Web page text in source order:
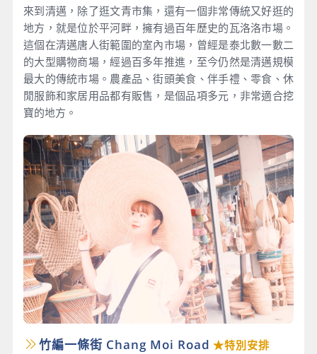
來到清邁，除了逛文青市集，還有一個非常傳統又好逛的
地方，就是位於平河畔，擁有過百年歷史的瓦洛洛市場。
這個在清邁唐人街範圍的室內市場，曾經是泰北數一數二
的大型購物商場，經過百多年推進，至今仍然是清邁規模
最大的傳統市場。農產品、街頭美食、伴手禮、零食、休
閒服飾和家居用品都有販售，是個品項多元，非常適合挖
寶的地方。
竹編一條街 Chang Moi Road ★特別安排